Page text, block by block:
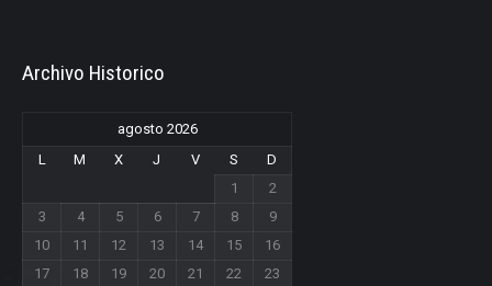
Archivo Historico
agosto 2026
L
M X J V S
D
1
2
3
4 5 6 7 8
9
10
11 12 13 14 15
16
17
18 19 20 21 22
23